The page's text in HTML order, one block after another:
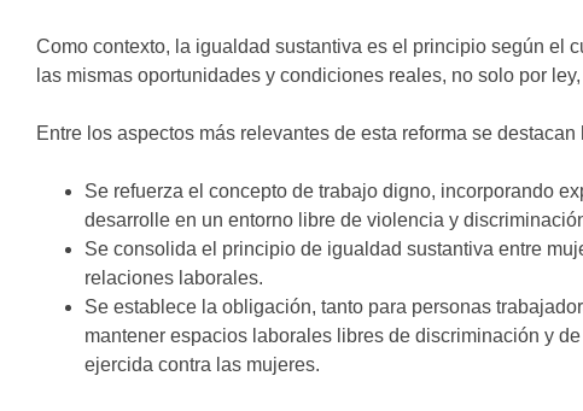
Como contexto, la igualdad sustantiva es el principio según el
las mismas oportunidades y condiciones reales, no solo por
Entre los aspectos más relevantes de esta reforma se destacan
Se refuerza el concepto de trabajo digno, incorporando
desarrolle en un entorno libre de violencia y
Se consolida el principio de igualdad sustantiva entre
relaciones laborales.
Se establece la obligación, tanto para personas
mantener espacios laborales libres de discriminación y
ejercida contra las mujeres.